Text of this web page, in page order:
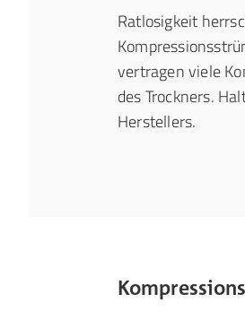
Ratlosigkeit
vertragen viele
des Trockners.
Herstellers.